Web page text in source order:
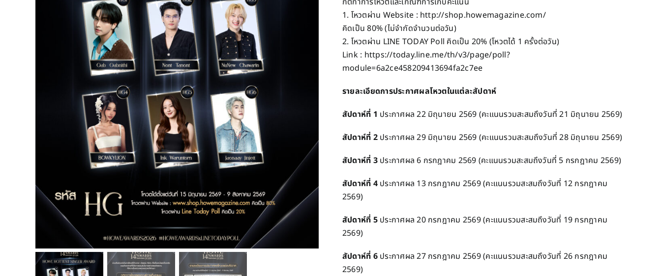
1. โหวตผ่าน Website : http://shop.howemagazine.com/
คิดเป็น 80% (ไม่จำกัดจำนวนต่อวัน)
2. โหวตผ่าน LINE TODAY Poll คิดเป็น 20% (โหวตได้ 1 ครั้งต่อวัน)
Link : https://today.line.me/th/v3/page/poll?
module=6a2ce458209413694fa2c7ee
รายละเอียดการประกาศผลโหวตในแต่ละสัปดาห์
สัปดาห์ที่ 1 ประกาศผล 22 มิถุนายน 2569 (คะแนนรวมสะสมถึงวันที่ 21 มิถุนายน 2569)
สัปดาห์ที่ 2ประกาศผล 29 มิถุนายน 2569 (คะแนนรวมสะสมถึงวันที่ 28 มิถุนายน 2569)
สัปดาห์ที่ 3ประกาศผล 6 กรกฎาคม 2569 (คะแนนรวมสะสมถึงวันที่ 5 กรกฎาคม 2569)
สัปดาห์ที่ 4 ประกาศผล 13 กรกฎาคม 2569 (คะแนนรวมสะสมถึงวันที่ 12 กรกฎาคม
2569)
สัปดาห์ที่ 5 ประกาศผล 20 กรกฎาคม 2569 (คะแนนรวมสะสมถึงวันที่ 19 กรกฎาคม
2569)
สัปดาห์ที่ 6 ประกาศผล 27 กรกฎาคม 2569 (คะแนนรวมสะสมถึงวันที่ 26 กรกฎาคม
2569)